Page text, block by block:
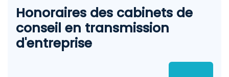
Honoraires des cabinets de
conseil en transmission
d'entreprise